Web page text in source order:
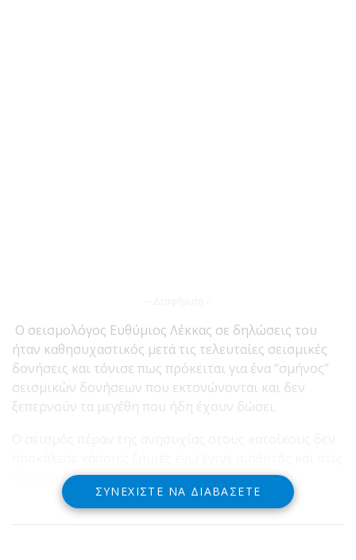
Ο σεισμολόγος Ευθύμιος Λέκκας σε δηλώσεις του
ήταν καθησυχαστικός μετά τις τελευταίες σεισμικές
δονήσεις και τόνισε πως πρόκειται για ένα “σμήνος”
σεισμικών δονήσεων που εκτονώνονται και δεν
ξεπερνούν τα μεγέθη που ήδη έχουν δώσει.
περιοχές της Αιτολοακαρνανίας και Αχαϊας.
ΣΥΝΕΧΊΣΤΕ ΝΑ ΔΙΑΒΆΣΕΤΕ